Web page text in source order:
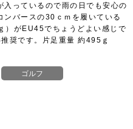
っているので雨の日でも安心の
ンバースの30ｃｍを履いている
）がEU45でちょうどよい感じで
奨です。片足重量 約495ｇ
ゴルフ